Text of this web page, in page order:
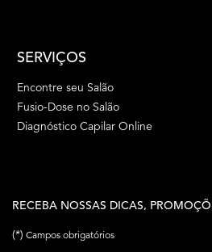
SERVIÇOS
Encontre seu Salão
Fusio-Dose no Salão
Diagnóstico Capilar Online
RECEBA NOSSAS DICAS,
(*) Campos obrigatórios